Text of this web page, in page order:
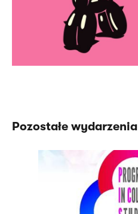
Pozostałe wydarzenia